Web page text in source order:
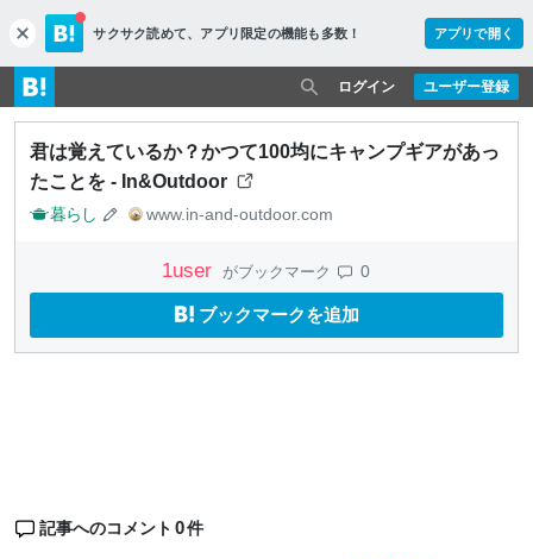
c
l
o
s
e
サクサク読めて、 アプリ限定の機能も多数！ アプリで開く
ユーザー登録
ログイン
君は覚えているか？かつて100均にキャンプギアがあっ
たことを - In&Outdoor
暮らし www.in-and-outdoor.com
1user がブックマーク 0
ブックマークを追加
記事へのコメント 0件